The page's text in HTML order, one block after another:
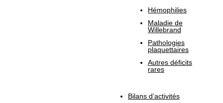
Hémophilies
Maladie de
Willebrand
Pathologies
plaquettaires
Autres déficits
rares
Bilans d’activités